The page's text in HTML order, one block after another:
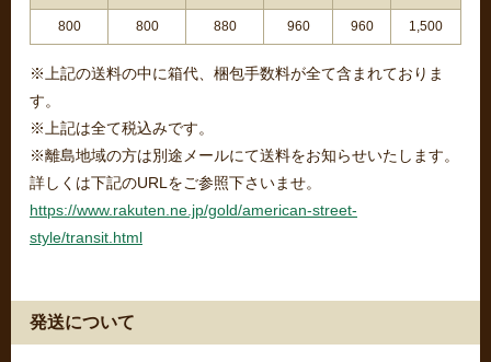
800 800 880 960 960 1,500
※上記の送料の中に箱代、梱包手数料が全て含まれておりま
す。
※上記は全て税込みです。
※離島地域の方は別途メールにて送料をお知らせいたします。
詳しくは下記のURLをご参照下さいませ。
https://www.rakuten.ne.jp/gold/american-street-
style/transit.html
発送について